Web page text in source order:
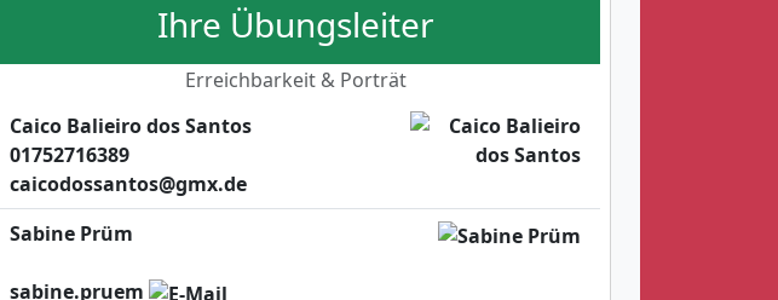
Ihre Übungsleiter
Erreichbarkeit & Porträt
Caico Balieiro dos Santos
01752716389
caicodossantos@gmx.de
Sabine Prüm
sabine.pruem